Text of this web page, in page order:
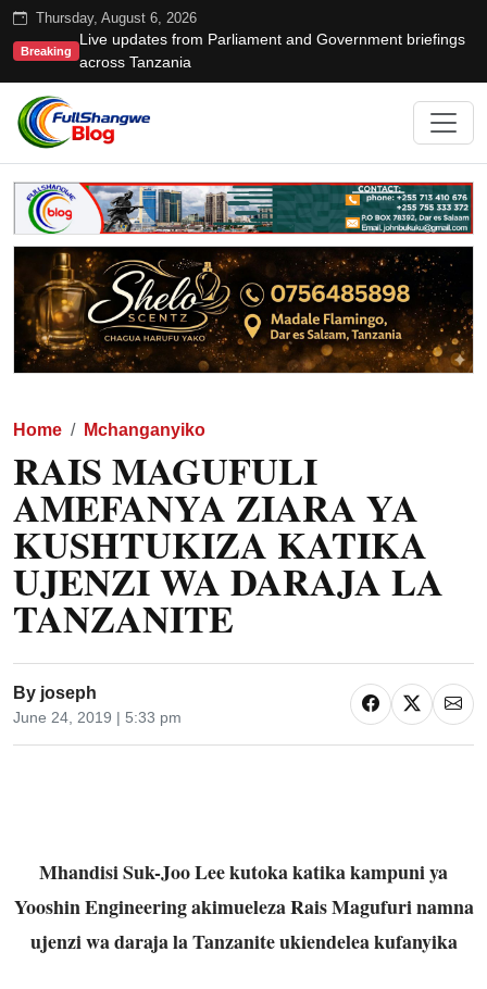
Thursday, August 6, 2026
Breaking
Live updates from Parliament and Government briefings
across Tanzania
Home Mchanganyiko
RAIS MAGUFULI
AMEFANYA ZIARA YA
KUSHTUKIZA KATIKA
UJENZI WA DARAJA LA
TANZANITE
By joseph
June 24, 2019 | 5:33 pm
Mhandisi Suk-Joo Lee kutoka katika kampuni ya
Yooshin Engineering akimueleza Rais Magufuri namna
ujenzi wa daraja la Tanzanite ukiendelea kufanyika